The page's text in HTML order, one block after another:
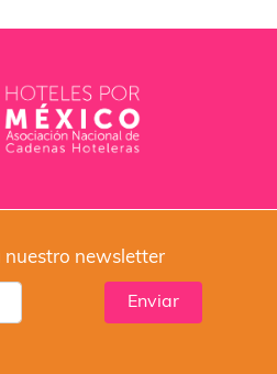
nuestro newsletter